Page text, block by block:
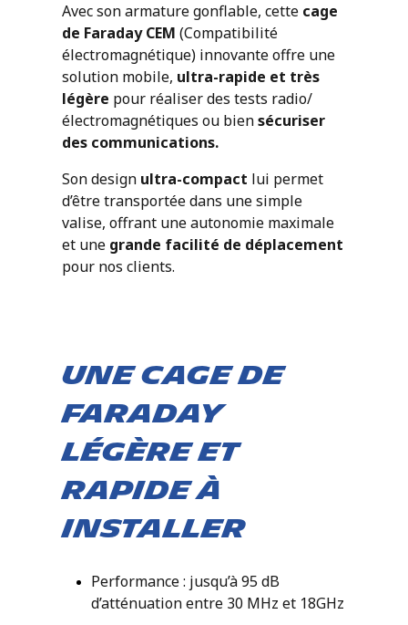
Avec son armature gonflable, cette cage
de Faraday CEM (Compatibilité
électromagnétique) innovante offre une
solution mobile, ultra-rapide et très
légère pour réaliser des tests radio/
électromagnétiques ou biensécuriser
des communications.
Son design ultra-compact lui permet
d’être transportéedans une simple
valise, offrant une autonomie maximale
et une grande facilité de déplacement
pour nos clients.
Une cage de
faraday
légère et
rapide à
installer
Performance : jusqu’à 95 dB
d’atténuation entre 30 MHz et 18GHz